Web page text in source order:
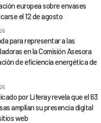
europea sobre envases
el 12 de agosto
para representar a las
en la Comisión Asesora
de eficiencia energética de
por Liferay revela que el 63
amplían su presencia digital
web